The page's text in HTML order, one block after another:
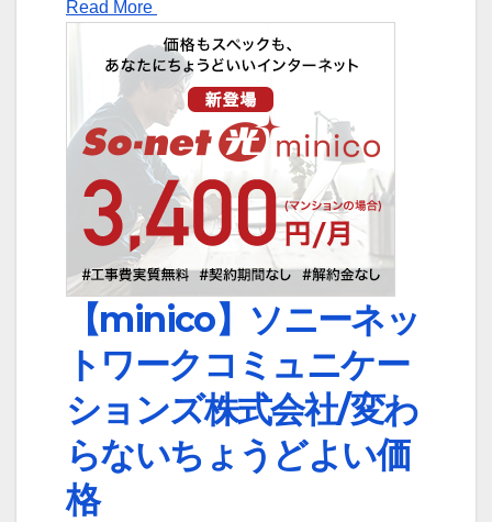
Read More
【minico】ソニーネッ
トワークコミュニケー
ションズ株式会社/変わ
らないちょうどよい価
格